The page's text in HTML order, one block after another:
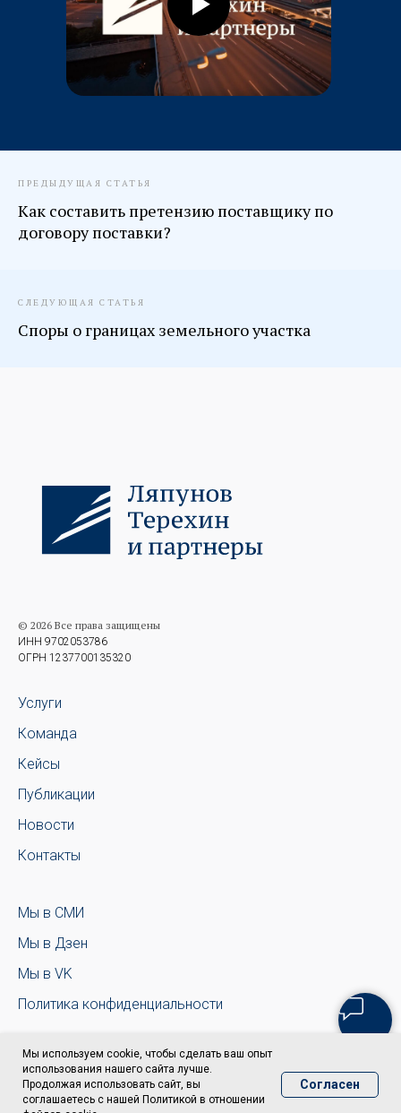
Мы используем cookie, чтобы сделать ваш опыт
использования нашего сайта лучше.
Продолжая использовать сайт, вы
соглашаетесь с нашей Политикой в отношении
Согласен
ПРЕДЫДУЩАЯ СТАТЬЯ
Как составить претензию поставщику по
договору поставки?
СЛЕДУЮЩАЯ СТАТЬЯ
Споры о границах земельного участка
© 2026 Все права защищены
ИНН 9702053786
ОГРН 1237700135320
Услуги
Команда
Кейсы
Публикации
Новости
Контакты
Мы в СМИ
Мы в Дзен
Мы в VK
Политика конфиденциальности